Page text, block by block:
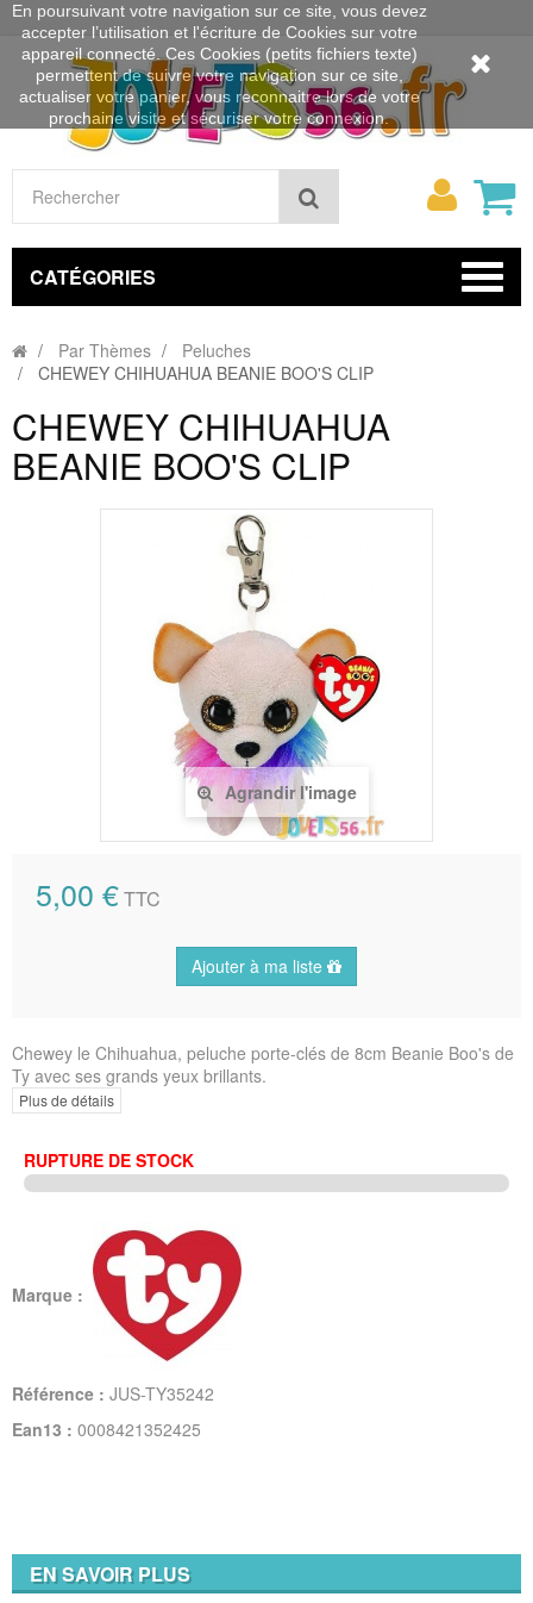
Rechercher
Mon
CATÉGORIES
Par Thèmes
Peluches
CHEWEY CHIHUAHUA BEANIE BOO'S CLIP
CHEWEY CHIHUAHUA
BEANIE BOO'S CLIP
Agrandir l'image
5,00 €TTC
Ajouter à ma liste
Chewey le Chihuahua, peluche porte-clés de 8cm Beanie Boo's de
Ty avec ses grands yeux brillants.
Plus de détails
RUPTURE DE STOCK
Marque :
Référence : JUS-TY35242
Ean13 : 0008421352425
EN SAVOIR PLUS
En poursuivant votre navigation sur ce site, vous devez
accepter l’utilisation et l'écriture de Cookies sur votre
appareil connecté. Ces Cookies (petits fichiers texte)
permettent de suivre votre navigation sur ce site,
actualiser votre panier, vous reconnaitre lors de votre
prochaine visite et sécuriser votre connexion.